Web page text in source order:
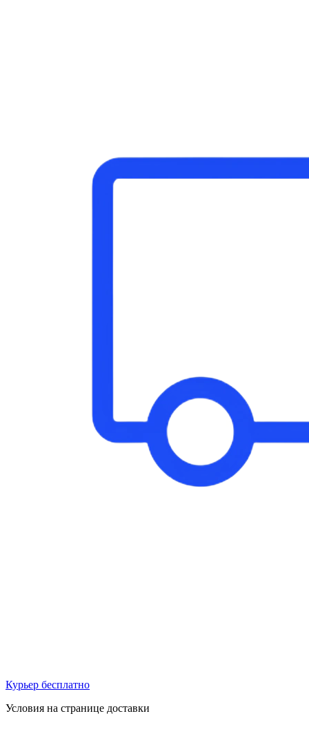
Курьер бесплатно
Условия на странице доставки